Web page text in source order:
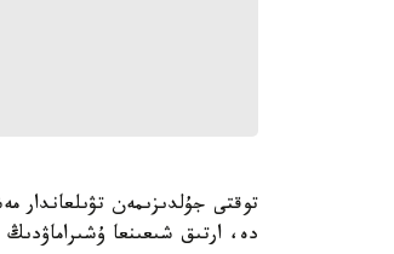
توقتى جۇلدىزىمەن تۋىلعاندار
دە، ارتىق شىعىنعا